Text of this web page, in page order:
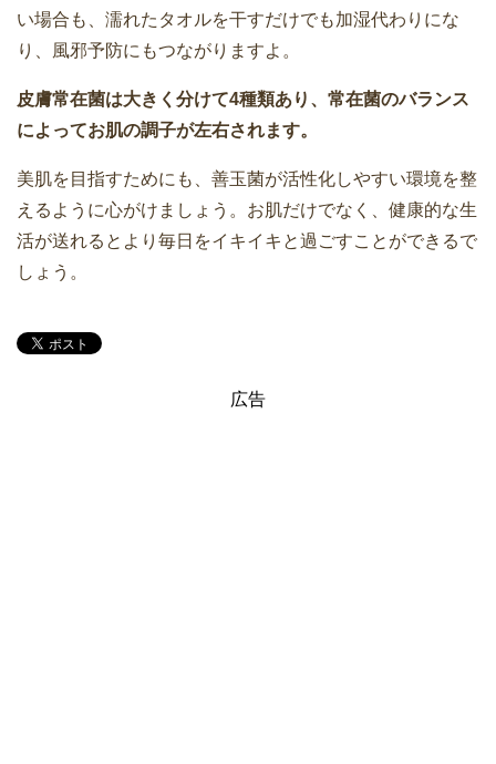
い場合も、濡れたタオルを干すだけでも加湿代わりにな
り、風邪予防にもつながりますよ。
皮膚常在菌は大きく分けて4種類あり、常在菌のバランス
によってお肌の調子が左右されます。
美肌を目指すためにも、善玉菌が活性化しやすい環境を整
えるように心がけましょう。お肌だけでなく、健康的な生
活が送れるとより毎日をイキイキと過ごすことができるで
しょう。
広告